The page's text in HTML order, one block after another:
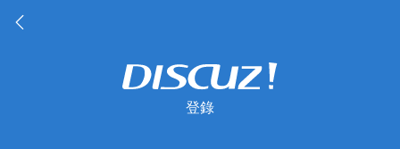
登錄